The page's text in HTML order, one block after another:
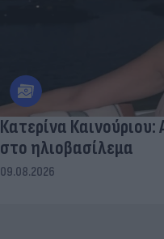
Κατερίνα Καινούριου:
στο ηλιοβασίλεμα
09.08.2026